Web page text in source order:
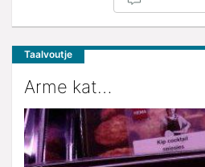
Taalvoutje
Arme kat…